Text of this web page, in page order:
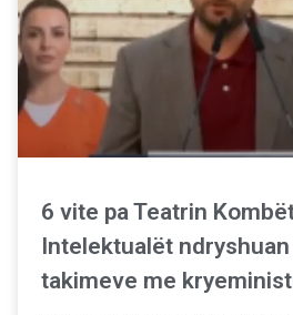
6 vite pa Teatrin
Intelektualët
takimeve me